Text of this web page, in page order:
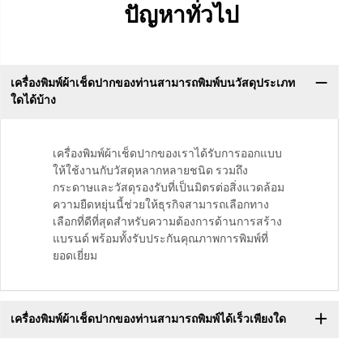
ปัญหาทั่วไป
เครื่องพิมพ์ผ้าเช็ดปากของท่านสามารถพิมพ์บนวัสดุประเภท
ใดได้บ้าง
เครื่องพิมพ์ผ้าเช็ดปากของเราได้รับการออกแบบ
ให้ใช้งานกับวัสดุหลากหลายชนิด รวมถึง
กระดาษและวัสดุรองรับที่เป็นมิตรต่อสิ่งแวดล้อม
ความยืดหยุ่นนี้ช่วยให้ธุรกิจสามารถเลือกทาง
เลือกที่ดีที่สุดสำหรับความต้องการด้านการสร้าง
แบรนด์ พร้อมทั้งรับประกันคุณภาพการพิมพ์ที่
ยอดเยี่ยม
เครื่องพิมพ์ผ้าเช็ดปากของท่านสามารถพิมพ์ได้เร็วเพียงใด